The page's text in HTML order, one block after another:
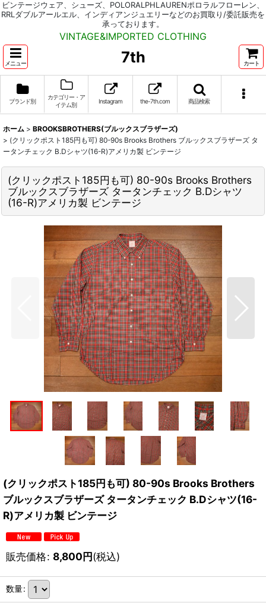
ビンテージウェア、シューズ、POLORALPHLAURENポロラルフローレン、
RRLダブルアールエル、インディアンジュエリーなどのお買取り/委託販売を
承っております。
VINTAGE&IMPORTED CLOTHING
メニュー 7th カート
ブランド別
カテゴリー・ア
イテム別
Instagram the-7th.com 商品検索
ホーム > BROOKSBROTHERS(ブルックスブラザーズ)
> (クリックポスト185円も可) 80-90s Brooks Brothers ブルックスブラザーズ タ
ータンチェック B.Dシャツ(16-R)アメリカ製 ビンテージ
(クリックポスト185円も可) 80-90s Brooks Brothers
ブルックスブラザーズ タータンチェック B.Dシャツ
(16-R)アメリカ製 ビンテージ
(クリックポスト185円も可) 80-90s Brooks Brothers
ブルックスブラザーズ タータンチェック B.Dシャツ(16-
R)アメリカ製 ビンテージ
販売価格: 8,800円(税込)
数量: